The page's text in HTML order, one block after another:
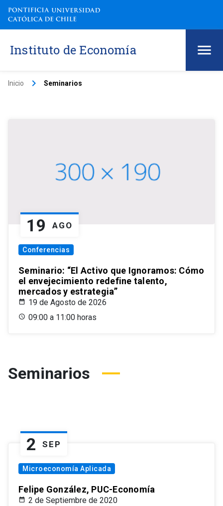
Instituto de Economía
Inicio keyboard_arrow_right Seminarios
19 AGO
Conferencias
Seminario: “El Activo que Ignoramos: Cómo
el envejecimiento redefine talento,
mercados y estrategia”
19 de Agosto de 2026
09:00 a 11:00 horas
Seminarios
2 SEP
Microeconomía Aplicada
Felipe González, PUC-Economía
2 de Septiembre de 2020